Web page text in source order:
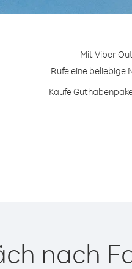
Mit Viber
Rufe eine beliebige
Kaufe
nach